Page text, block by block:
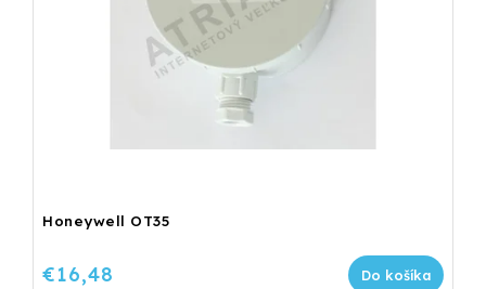
Honeywell OT35
€16,48 Do košíka